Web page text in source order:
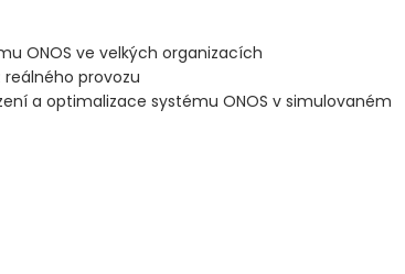
ONOS ve velkých organizacích
provozu
a optimalizace systému ONOS v simulovaném